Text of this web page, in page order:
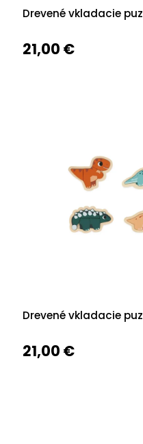
Drevené vkladacie
21,00 €
Drevené vkladacie
21,00 €